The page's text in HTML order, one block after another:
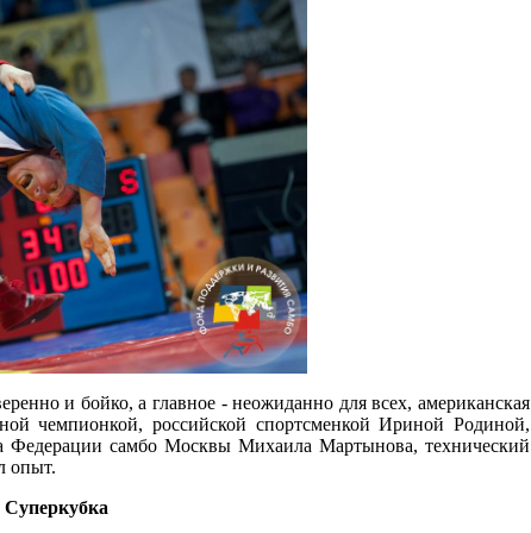
и бойко, а главное - неожиданно для всех, американская
чемпионкой, российской спортсменкой Ириной Родиной,
Федерации самбо Москвы Михаила Мартынова, технический
опыт.